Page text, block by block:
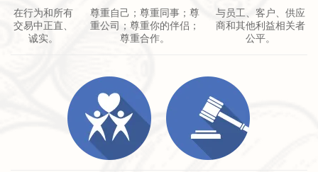
在行为和所有
交易中正直、
诚实。
尊重自己；尊重同事；尊
重公司；尊重你的伴侣；
尊重合作。
与员工、客户、供应
商和其他利益相关者
公平。